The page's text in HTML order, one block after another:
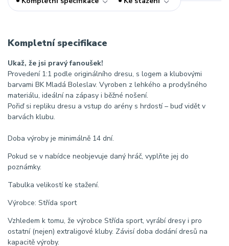
Kompletní specifikace
Ukaž, že jsi pravý fanoušek!
Provedení 1:1 podle originálního dresu, s logem a klubovými
barvami BK Mladá Boleslav. Vyroben z lehkého a prodyšného
materiálu, ideální na zápasy i běžné nošení.
Pořiď si repliku dresu a vstup do arény s hrdostí – buď vidět v
barvách klubu.
Doba výroby je minimálně 14 dní.
Pokud se v nabídce neobjevuje daný hráč, vyplňte jej do
poznámky.
Tabulka velikostí ke stažení.
Výrobce: Střída sport
Vzhledem k tomu, že výrobce Střída sport, vyrábí dresy i pro
ostatní (nejen) extraligové kluby. Závisí doba dodání dresů na
kapacitě výroby.